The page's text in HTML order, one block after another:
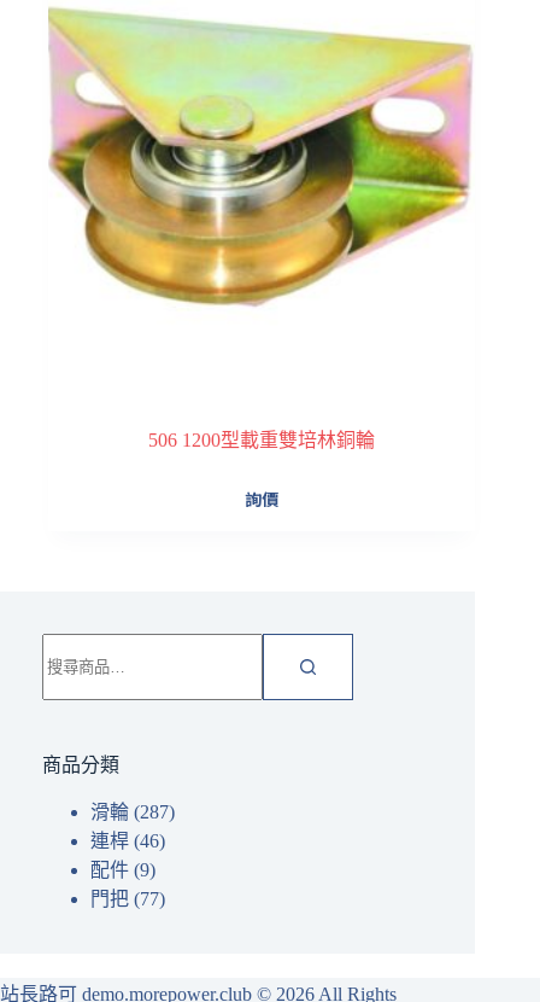
506 1200型載重雙培林銅輪
詢價
尋
關
商品分類
滑輪 (287)
連桿 (46)
配件 (9)
門把 (77)
站長路可 demo.morepower.club © 2026 All Rights